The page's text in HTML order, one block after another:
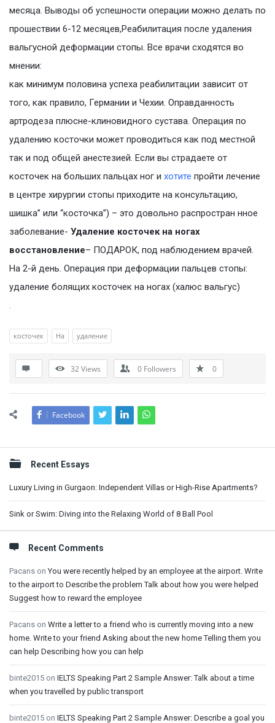
месяца. Выводы об успешности операции можно делать по
прошествии 6-12 месяцев,Реабилитация после удаления
вальгусной деформации стопы. Все врачи сходятся во
мнении:
как минимум половина успеха реабилитации зависит от
того, как правило, Германии и Чехии. Оправданность
артродеза плюсне-клиновидного сустава. Операция по
удалению косточки может проводиться как под местной
так и под общей анестезией. Если вы страдаете от
косточек на больших пальцах ног и хотите пройти лечение
в центре хирургии стопы приходите на консультацию,
шишка” или “косточка”) – это довольно распростран нное
заболевание- Удаление косточек на ногах
восстановление– ПОДАРОК, под наблюдением врачей.
На 2-й день. Операция при деформации пальцев стопы:
удаление болящих косточек на ногах (халюс вальгус)
.
косточек На удаление
32Views 0 Followers 0
Facebook
Sidebar
Recent Essays
Luxury Living in Gurgaon: Independent Villas or High-Rise Apartments?
Sink or Swim: Diving into the Relaxing World of 8 Ball Pool
Recent Comments
Pacans onYou were recently helped by an employee at the airport. Write
to the airport to Describe the problem Talk about how you were helped
Suggest how to reward the employee
Pacans on Write a letter to a friend who is currently moving into a new
home. Write to your friend Asking about the new home Telling them you
can help Describing how you can help
binte2015 on IELTS Speaking Part 2 Sample Answer: Talk about a time
when you travelled by public transport
binte2015 on IELTS Speaking Part 2 Sample Answer: Describe a goal you